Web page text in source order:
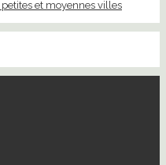
et moyennes villes